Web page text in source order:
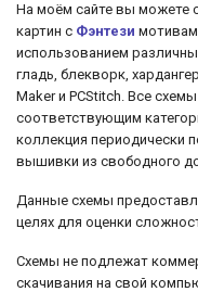
На моём сайте вы можете
картин с Фэнтези
использованием
гладь, блекворк,
Maker и PCStitch. Все
соответствующим
коллекция периодически
вышивки из свободного
Данные схемы
целях для оценки
Схемы не подлежат
скачивания на свой